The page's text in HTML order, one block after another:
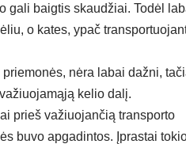
gali baigtis skaudžiai. Todėl
o kates, ypač
nėra labai dažni,
kelio dalį.
prieš važiuojančią transporto
buvo apgadintos. Įprastai